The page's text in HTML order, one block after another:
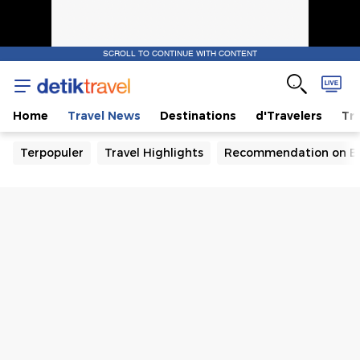
SCROLL TO CONTINUE WITH CONTENT
Home Travel News Destinations d'Travelers
Terpopuler Travel Highlights Recommendation on